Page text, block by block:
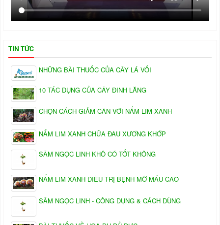
TIN TỨC
NHỮNG BÀI THUỐC CỦA CÂY LÁ VỐI
10 TÁC DỤNG CỦA CÂY ĐINH LĂNG
CHỌN CÁCH GIẢM CÂN VỚI NẤM LIM XANH
NẤM LIM XANH CHỮA ĐAU XƯƠNG KHỚP
SÂM NGỌC LINH KHÔ CÓ TỐT KHÔNG
NẤM LIM XANH ĐIỀU TRỊ BỆNH MỠ MÁU CAO
SÂM NGỌC LINH - CÔNG DỤNG & CÁCH DÙNG